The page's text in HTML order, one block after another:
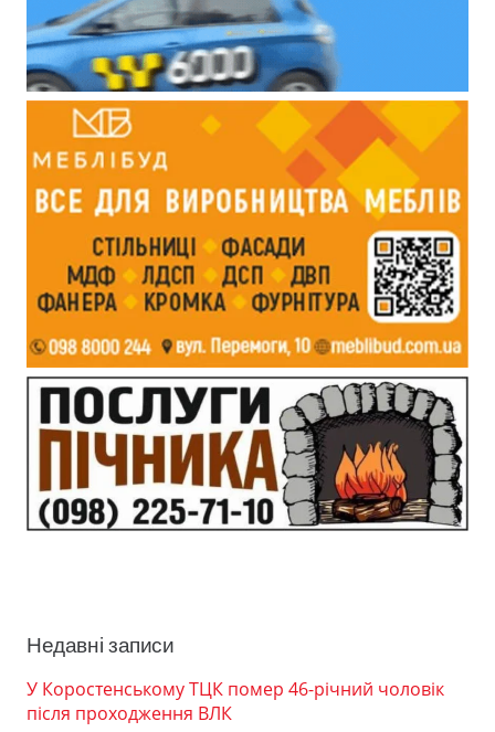
Недавні записи
У Коростенському ТЦК помер 46-річний чоловік
після проходження ВЛК